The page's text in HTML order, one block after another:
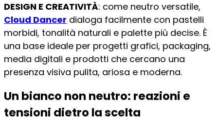
DESIGN E CREATIVITÀ: come neutro versatile,
Cloud Dancer dialoga facilmente con pastelli
morbidi, tonalità naturali e palette più decise. È
una base ideale per progetti grafici, packaging,
media digitali e prodotti che cercano una
presenza visiva pulita, ariosa e moderna.
Un bianco non neutro: reazioni e
tensioni dietro la scelta